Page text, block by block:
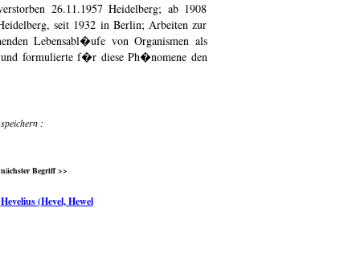
26.11.1957 Heidelberg; ab 1908
seit 1932 in Berlin; Arbeiten zur
Lebensabl�ufe von Organismen als
formulierte f�r diese Ph�nomene den
:
nächster Begriff >>
Hevelius (Hevel, Hewel